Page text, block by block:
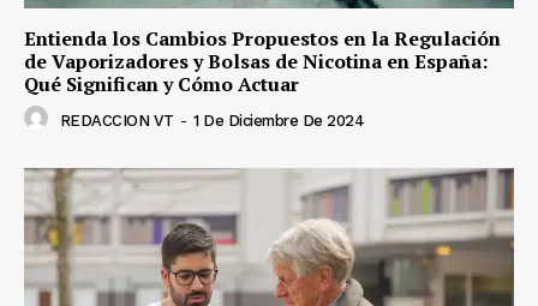
Entienda los Cambios Propuestos en la Regulación
de Vaporizadores y Bolsas de Nicotina en España:
Qué Significan y Cómo Actuar
REDACCION VT - 1 De Diciembre De 2024